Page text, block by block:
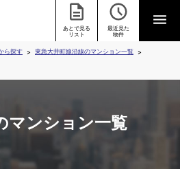
あとで見る
リスト
最近見た
物件
ら探す
東急大井町線沿線のマンション一覧
マンション一覧